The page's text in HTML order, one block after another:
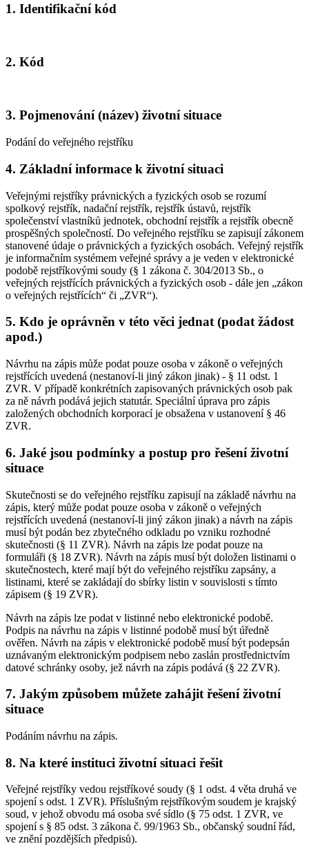
1. Identifikační kód
2. Kód
3. Pojmenování (název) životní situace
Podání do veřejného rejstříku
4. Základní informace k životní situaci
Veřejnými rejstříky právnických a fyzických osob se rozumí
spolkový rejstřík, nadační rejstřík, rejstřík ústavů, rejstřík
společenství vlastníků jednotek, obchodní rejstřík a rejstřík obecně
prospěšných společností. Do veřejného rejstříku se zapisují zákonem
stanovené údaje o právnických a fyzických osobách. Veřejný rejstřík
je informačním systémem veřejné správy a je veden v elektronické
podobě rejstříkovými soudy (§ 1 zákona č. 304/2013 Sb., o
veřejných rejstřících právnických a fyzických osob - dále jen „zákon
o veřejných rejstřících“ či „ZVR“).
5. Kdo je oprávněn v této věci jednat (podat žádost
apod.)
Návrhu na zápis může podat pouze osoba v zákoně o veřejných
rejstřících uvedená (nestanoví-li jiný zákon jinak) - § 11 odst. 1
ZVR. V případě konkrétních zapisovaných právnických osob pak
za ně návrh podává jejich statutár. Speciální úprava pro zápis
založených obchodních korporací je obsažena v ustanovení § 46
ZVR.
6. Jaké jsou podmínky a postup pro řešení životní
situace
Skutečnosti se do veřejného rejstříku zapisují na základě návrhu na
zápis, který může podat pouze osoba v zákoně o veřejných
rejstřících uvedená (nestanoví-li jiný zákon jinak) a návrh na zápis
musí být podán bez zbytečného odkladu po vzniku rozhodné
skutečnosti (§ 11 ZVR). Návrh na zápis lze podat pouze na
formuláři (§ 18 ZVR). Návrh na zápis musí být doložen listinami o
skutečnostech, které mají být do veřejného rejstříku zapsány, a
listinami, které se zakládají do sbírky listin v souvislosti s tímto
zápisem (§ 19 ZVR).
Návrh na zápis lze podat v listinné nebo elektronické podobě.
Podpis na návrhu na zápis v listinné podobě musí být úředně
ověřen. Návrh na zápis v elektronické podobě musí být podepsán
uznávaným elektronickým podpisem nebo zaslán prostřednictvím
datové schránky osoby, jež návrh na zápis podává (§ 22 ZVR).
7. Jakým způsobem můžete zahájit řešení životní
situace
Podáním návrhu na zápis.
8. Na které instituci životní situaci řešit
Veřejné rejstříky vedou rejstříkové soudy (§ 1 odst. 4 věta druhá ve
spojení s odst. 1 ZVR). Příslušným rejstříkovým soudem je krajský
soud, v jehož obvodu má osoba své sídlo (§ 75 odst. 1 ZVR, ve
spojení s § 85 odst. 3 zákona č. 99/1963 Sb., občanský soudní řád,
ve znění pozdějších předpisů).